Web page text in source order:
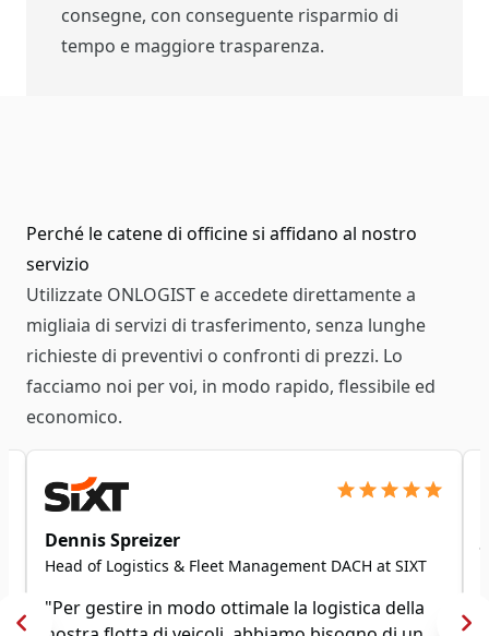
consegne, con conseguente risparmio di
tempo e maggiore trasparenza.
Perché le catene di officine si affidano al nostro
servizio
Utilizzate ONLOGIST e accedete direttamente a
migliaia di servizi di trasferimento, senza lunghe
richieste di preventivi o confronti di prezzi. Lo
facciamo noi per voi, in modo rapido, flessibile ed
economico.
Dennis Spreizer
Head of Logistics & Fleet Management DACH at SIXT
"Per gestire in modo ottimale la logistica della